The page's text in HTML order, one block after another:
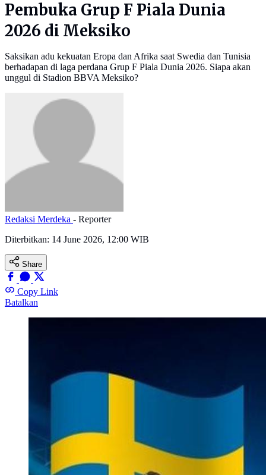
Pembuka Grup F Piala Dunia
2026 di Meksiko
Saksikan adu kekuatan Eropa dan Afrika saat Swedia dan Tunisia
berhadapan di laga perdana Grup F Piala Dunia 2026. Siapa akan
unggul di Stadion BBVA Meksiko?
Redaksi Merdeka - Reporter
Diterbitkan: 14 June 2026, 12:00 WIB
Share
Copy Link
Batalkan